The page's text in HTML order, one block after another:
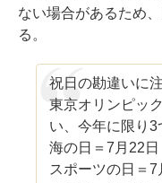
ない場合があるため
る。
祝日の勘違いに注
東京オリンピッ
い、今年に限り3
海の日＝7月22日
スポーツの日＝7